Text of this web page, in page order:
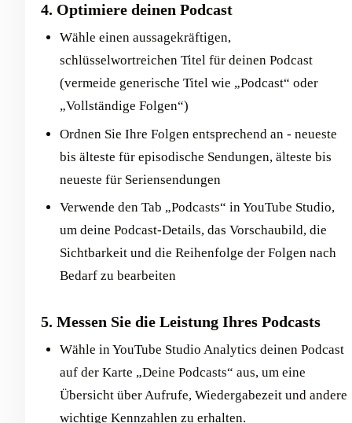
4. Optimiere deinen Podcast
Wähle einen aussagekräftigen,
schlüsselwortreichen Titel für deinen Podcast
(vermeide generische Titel wie „Podcast“ oder
„Vollständige Folgen“)
Ordnen Sie Ihre Folgen entsprechend an - neueste
bis älteste für episodische Sendungen, älteste bis
neueste für Seriensendungen
Verwende den Tab „Podcasts“ in YouTube Studio,
um deine Podcast-Details, das Vorschaubild, die
Sichtbarkeit und die Reihenfolge der Folgen nach
Bedarf zu bearbeiten
5. Messen Sie die Leistung Ihres Podcasts
Wähle in YouTube Studio Analytics deinen Podcast
auf der Karte „Deine Podcasts“ aus, um eine
Übersicht über Aufrufe, Wiedergabezeit und andere
wichtige Kennzahlen zu erhalten.